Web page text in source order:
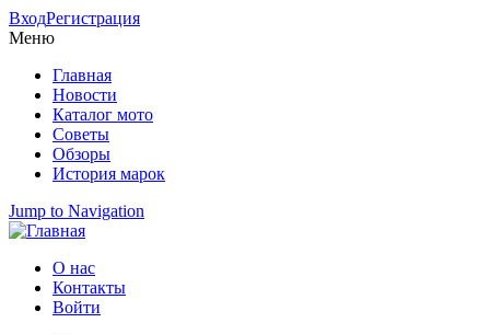
ВходРегистрация
Меню
Главная
Новости
Каталог мото
Советы
Обзоры
История марок
Jump to Navigation
Вторичное меню
О нас
Контакты
Войти